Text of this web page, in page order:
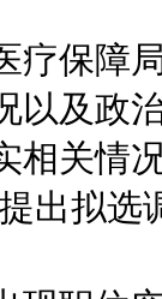
保障局
以及政
相关情
出拟选